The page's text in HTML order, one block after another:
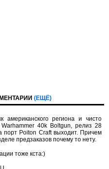
(ЕЩЁ)
региона и чисто
40k Boltgun, релиз 28
порт Poiton Сraft выходит. Причем
предзаказов почему то нету.
тоже кста:)